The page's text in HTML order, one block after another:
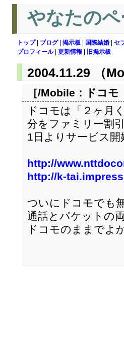
やなたのペ
トップ| ブログ| 掲示板 国際結婚 セ
プロフィール| 更新情報 旧掲示板
2004.11.29 （
［/Mobile：
ドコ
ドコモは「２ヶ月
分をファミリー割
1日よりサービス開
http://
http://k-
ついにドコモでも
通話とパケットの
ドコモのままでよ